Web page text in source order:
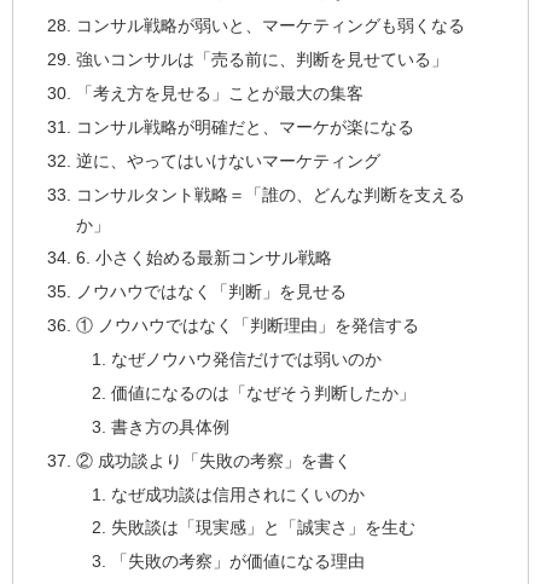
コンサル戦略が弱いと、マーケティングも弱くなる
強いコンサルは「売る前に、判断を見せている」
「考え方を見せる」ことが最大の集客
コンサル戦略が明確だと、マーケが楽になる
逆に、やってはいけないマーケティング
コンサルタント戦略＝「誰の、どんな判断を支える
か」
6. 小さく始める最新コンサル戦略
ノウハウではなく「判断」を見せる
① ノウハウではなく「判断理由」を発信する
なぜノウハウ発信だけでは弱いのか
価値になるのは「なぜそう判断したか」
書き方の具体例
② 成功談より「失敗の考察」を書く
なぜ成功談は信用されにくいのか
失敗談は「現実感」と「誠実さ」を生む
「失敗の考察」が価値になる理由